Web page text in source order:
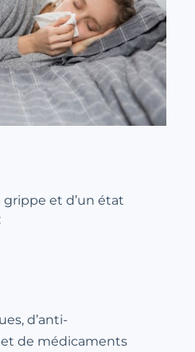
et d’un état
d’anti-
de médicaments